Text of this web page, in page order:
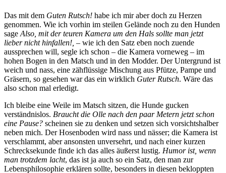
Das mit dem Guten Rutsch! habe ich mir aber doch zu Herzen
genommen. Wie ich vorhin im steilen Gelände noch zu den Hunden
sage Also, mit der teuren Kamera um den Hals sollte man jetzt
lieber nicht hinfallen!, – wie ich den Satz eben noch zuende
aussprechen will, segle ich schon – die Kamera vorneweg – im
hohen Bogen in den Matsch und in den Modder. Der Untergrund ist
weich und nass, eine zähflüssige Mischung aus Pfütze, Pampe und
Gräsern, so gesehen war das ein wirklich Guter Rutsch. Wäre das
also schon mal erledigt.
Ich bleibe eine Weile im Matsch sitzen, die Hunde gucken
verständnislos. Braucht die Olle nach den paar Metern jetzt schon
eine Pause? scheinen sie zu denken und setzen sich vorsichtshalber
neben mich. Der Hosenboden wird nass und nässer; die Kamera ist
verschlammt, aber ansonsten unversehrt, und nach einer kurzen
Schrecksekunde finde ich das alles äußerst lustig. Humor ist, wenn
man trotzdem lacht, das ist ja auch so ein Satz, den man zur
Lebensphilosophie erklären sollte, besonders in diesen bekloppten